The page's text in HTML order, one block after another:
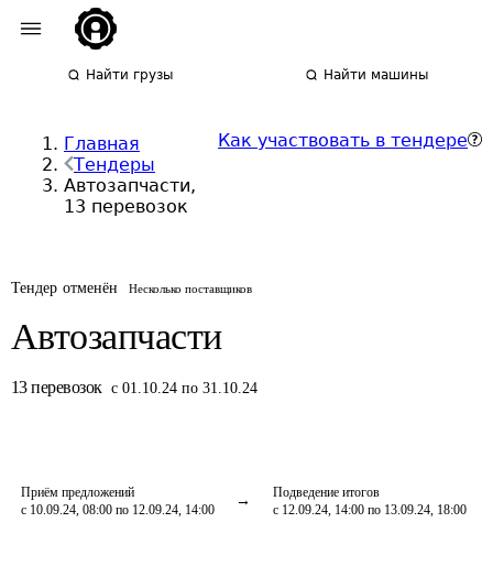
Найти грузы Найти машины
Главная
Тендеры
Автозапчасти,
13 перевозок
Как участвовать в тендере
Тендер отменён Несколько поставщиков
Автозапчасти
13 перевозок с 01.10.24 по 31.10.24
Приём предложений
с 10.09.24, 08:00 по 12.09.24, 14:00
Подведение итогов
с 12.09.24, 14:00 по 13.09.24, 18:00